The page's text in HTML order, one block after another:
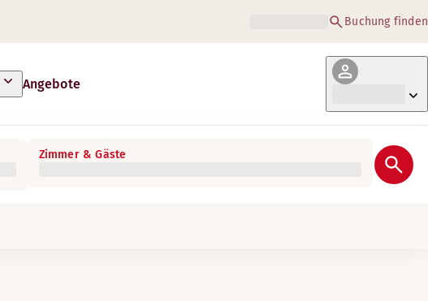
Buchung finden
Angebote
Zimmer & Gäste